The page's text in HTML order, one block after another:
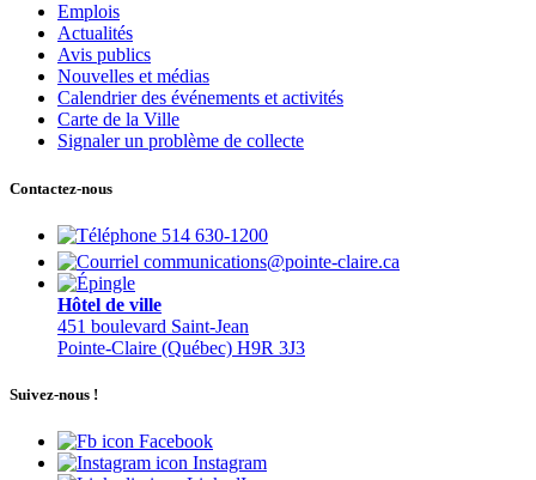
Emplois
Actualités
Avis publics
Nouvelles et médias
Calendrier des événements et activités
Carte de la Ville
Signaler un problème de collecte
Contactez-nous
514 630-1200
communications@pointe-claire.ca
Hôtel de ville
451 boulevard Saint-Jean
Pointe-Claire (Québec) H9R 3J3
Suivez-nous !
Facebook
Instagram